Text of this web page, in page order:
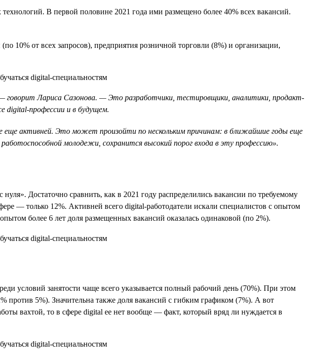
В первой половине 2021 года ими размещено более 40% всех вакансий.
10% от всех запросов), предприятия розничной торговли (8%) и организации,
говорит Лариса Сазонова. — Это разработчики, тестировщики, аналитики, продакт-
digital-профессии и в будущем.
еще активней. Это может произойти по нескольким причинам: в ближайшие годы еще
молодежи, сохранится высокий порог входа в эту профессию».
Достаточно сравнить, как в 2021 году распределились вакансии по требуемому
— только 12%. Активней всего digital-работодатели искали специалистов с опытом
более 6 лет доля размещенных вакансий оказалась одинаковой (по 2%).
условий занятости чаще всего указывается полный рабочий день (70%). При этом
5%). Значительна также доля вакансий с гибким графиком (7%). А вот
вахтой, то в сфере digital ее нет вообще — факт, который вряд ли нуждается в